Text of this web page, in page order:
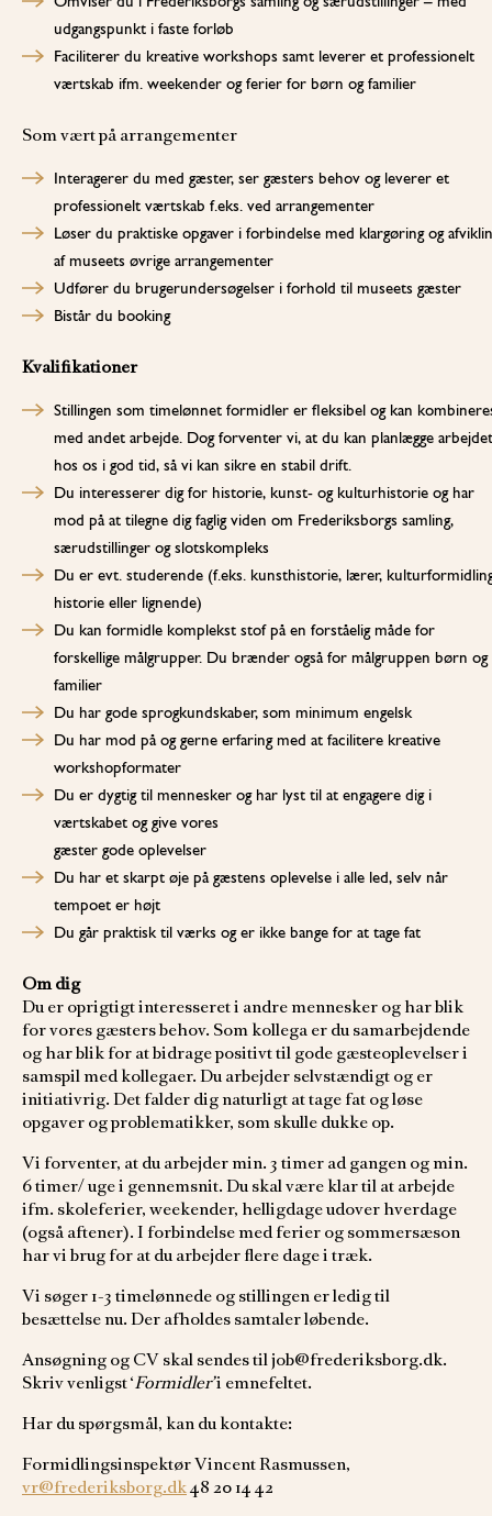
udgangspunkt i faste forløb
Faciliterer du kreative workshops samt leverer et professionelt
værtskab ifm. weekender og ferier for børn og familier
Som vært på arrangementer
Interagerer du med gæster, ser gæsters behov og leverer et
professionelt værtskab f.eks. ved arrangementer
Løser du praktiske opgaver i forbindelse med klargøring og
af museets øvrige arrangementer
Udfører du brugerundersøgelser i forhold til museets gæster
Bistår du booking
Kvalifikationer
Stillingen som timelønnet formidler er fleksibel og kan
med andet arbejde. Dog forventer vi, at du kan planlægge arbejdet
hos os i god tid, så vi kan sikre en stabil drift.
Du interesserer dig for historie, kunst- og kulturhistorie og har
mod på at tilegne dig faglig viden om Frederiksborgs samling,
særudstillinger og slotskompleks
Du er evt. studerende (f.eks. kunsthistorie, lærer,
historie eller lignende)
Du kan formidle komplekst stof på en forståelig måde for
forskellige målgrupper. Du brænder også for målgruppen børn og
familier
Du har gode sprogkundskaber, som minimum engelsk
Du har mod på og gerne erfaring med at facilitere kreative
workshopformater
Du er dygtig til mennesker og har lyst til at engagere dig i
værtskabet og give vores
gæster gode oplevelser
Du har et skarpt øje på gæstens oplevelse i alle led, selv når
tempoet er højt
Du går praktisk til værks og er ikke bange for at tage fat
Om dig
Du er oprigtigt interesseret i andre mennesker og har blik
for vores gæsters behov. Som kollega er du samarbejdende
og har blik for at bidrage positivt til gode gæsteoplevelser i
samspil med kollegaer. Du arbejder selvstændigt og er
initiativrig. Det falder dig naturligt at tage fat og løse
opgaver og problematikker, som skulle dukke op.
Vi forventer, at du arbejder min. 3 timer ad gangen og min.
6 timer/ uge i gennemsnit. Du skal være klar til at arbejde
ifm. skoleferier, weekender, helligdage udover hverdage
(også aftener). I forbindelse med ferier og sommersæson
har vi brug for at du arbejder flere dage i træk.
Vi søger 1-3 timelønnede og stillingen er ledig til
besættelse nu. Der afholdes samtaler løbende.
Ansøgning og CV skal sendes til job@frederiksborg.dk.
Skriv venligst ‘Formidler’i emnefeltet.
Har du spørgsmål, kan du kontakte:
Formidlingsinspektør Vincent Rasmussen,
vr@frederiksborg.dk48 20 14 42